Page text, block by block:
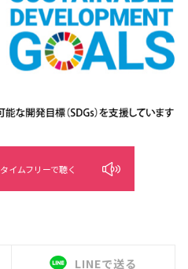
タイムフリーで聴く
LINEで送る